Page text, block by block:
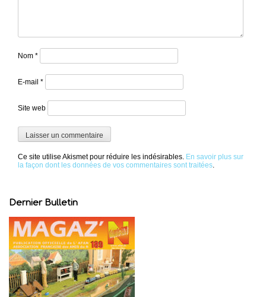
Nom *
E-mail *
Site web
Ce site utilise Akismet pour réduire les indésirables. En savoir plus sur
la façon dont les données de vos commentaires sont traitées.
Dernier Bulletin